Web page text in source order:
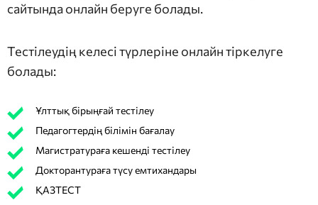
сайтында онлайн беруге болады.
Тестілеудің келесі түрлеріне онлайн тіркелуге
болады:
Ұлттық бірыңғай тестілеу
Педагогтердің білімін бағалау
Магистратураға кешенді тестілеу
Докторантураға түсу емтихандары
ҚАЗТЕСТ